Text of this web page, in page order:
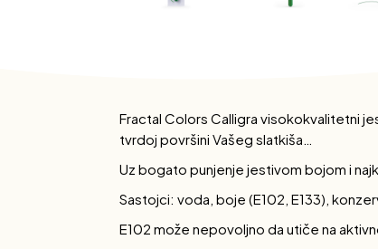
Fractal Colors Calligra visokokvalitetni
tvrdoj površini Vašeg slatkiša…
Uz bogato punjenje jestivom bojom i
Sastojci: voda, boje (E102, E133),
E102 može nepovoljno da utiče na